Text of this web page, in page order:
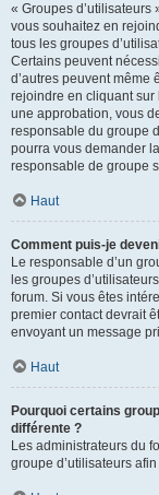
« Groupes d’utilisateurs
vous souhaitez en
tous les groupes
Certains peuvent
d’autres peuvent même
rejoindre en cliquant sur
une approbation, vous
responsable du groupe
pourra vous demander
responsable de groupe
Haut
Comment puis-je
Le responsable d’un
les groupes
forum. Si vous êtes
premier contact devrait
envoyant un message
Haut
Pourquoi certains
différente ?
Les administrateurs du
groupe d’utilisateurs